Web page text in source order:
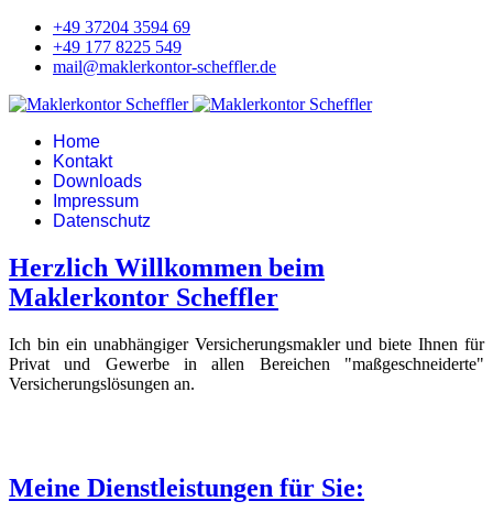
+49 37204 3594 69
+49 177 8225 549
mail@maklerkontor-scheffler.de
Home
Kontakt
Downloads
Impressum
Datenschutz
Herzlich Willkommen beim
Maklerkontor Scheffler
Ich bin ein unabhängiger Versicherungsmakler und biete Ihnen für
Privat und Gewerbe in allen Bereichen "maßgeschneiderte"
Versicherungslösungen an.
Meine Dienstleistungen für Sie: